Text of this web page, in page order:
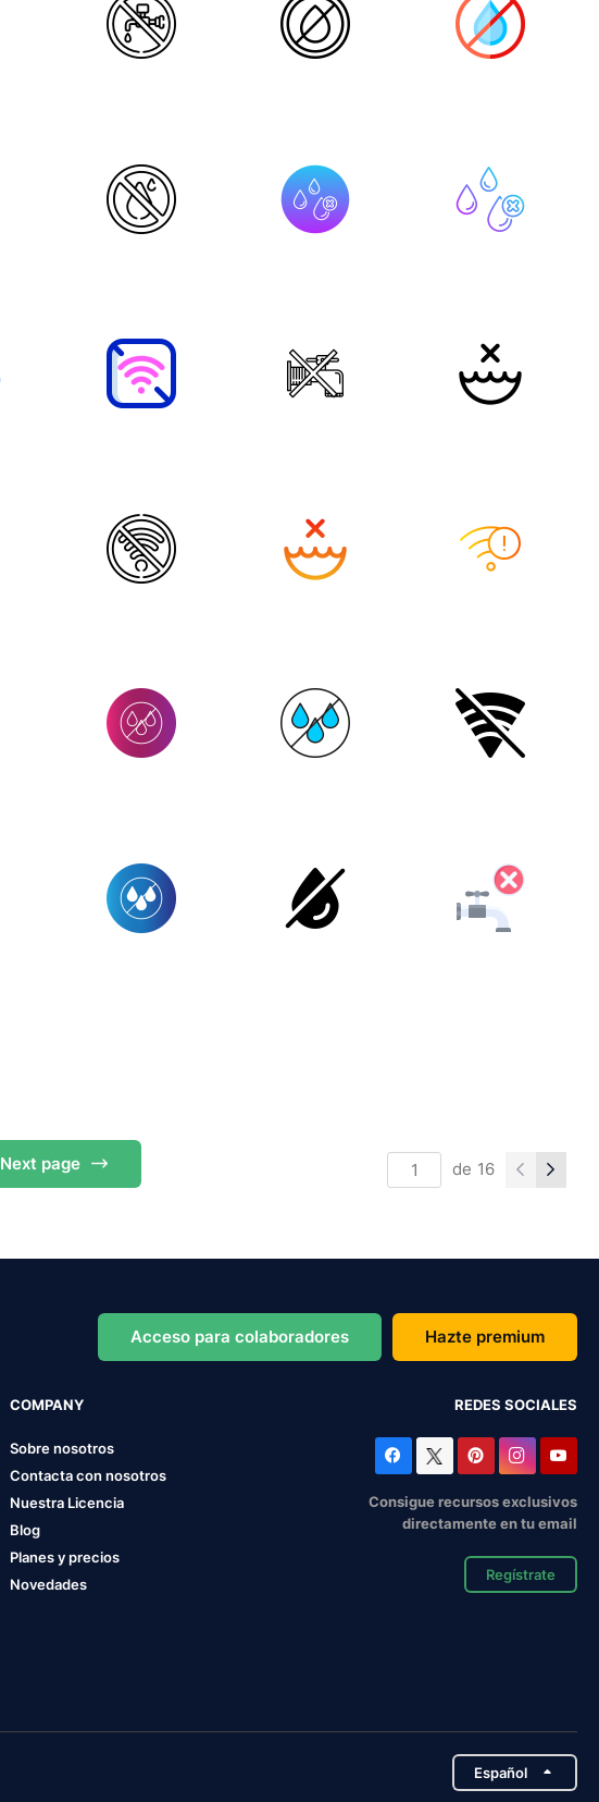
Next page de 16
Acceso para colaboradores Hazte premium
COMPANY
Sobre nosotros
Contacta con nosotros
Nuestra Licencia
Blog
Planes y precios
Novedades
REDES SOCIALES
Consigue recursos exclusivos
directamente en tu email
Regístrate
Español